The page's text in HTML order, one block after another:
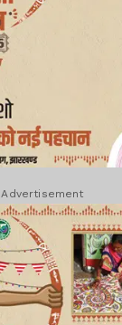
Advertisement